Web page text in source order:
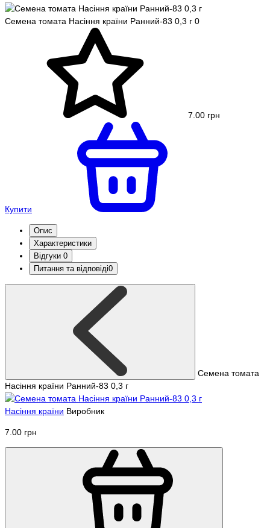
Семена томата Насіння країни Ранний-83 0,3 г 0
7.00 грн
Купити
Опис
Характеристики
Відгуки 0
Питання та відповіді0
Семена томата
Насіння країни Ранний-83 0,3 г
Насіння країни Виробник
7.00 грн